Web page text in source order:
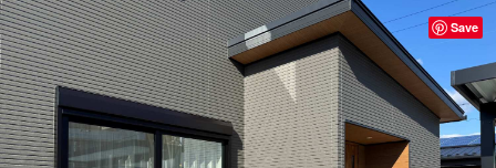
Save